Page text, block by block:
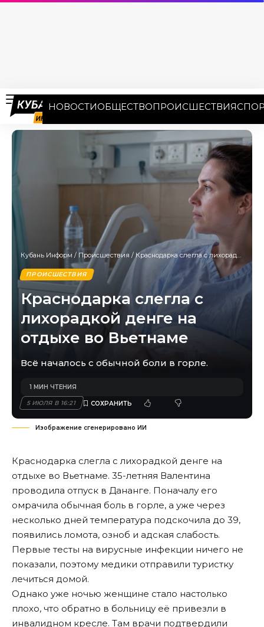
НОВОСТИОБЩЕСТВОПРОИСШЕСТВИЯ
Кубань Информ / Происшествия /Краснодарка слегла с лихорадкой денге на отдыхе во Вьетнаме
ПРОИСШЕСТВИЯ
Краснодарка слегла с
лихорадкой денге на
отдыхе во Вьетнаме
Всё началось с обычной боли в горле.
5 ИЮЛЯ В 16:21
1 МИН ЧТЕНИЯ
Изображение сгенерировано ИИ
Краснодарка слегла с лихорадкой денге на
отдыхе во Вьетнаме. 35-летняя Валентина
проводила отпуск в Дананге. Поначалу его
омрачила обычная боль в горле, а уже через
несколько дней температура подскочила до 39,
появились ломота, озноб и адская слабость.
Первые тесты на вирусные инфекции ничего не
показали, поэтому медики отправили туристку
лечиться домой.
Однако уже ночью женщине стало настолько
плохо, что обратно в больницу её привезли в
инвалидном кресле. Там врачи подтвердили